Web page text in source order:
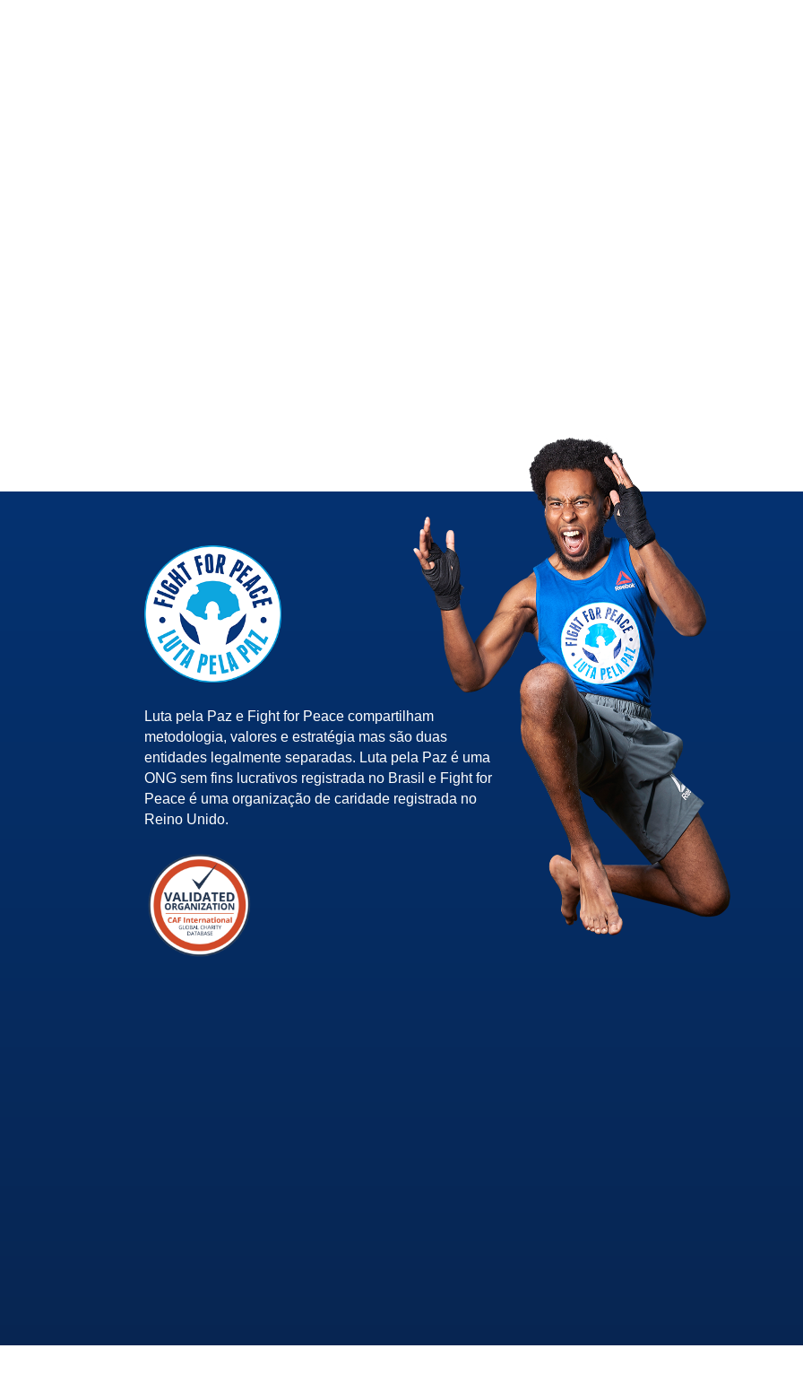
Luta pela Paz e Fight for Peace compartilham
metodologia, valores e estratégia mas são duas
entidades legalmente separadas. Luta pela Paz é uma
ONG sem fins lucrativos registrada no Brasil e Fight for
Peace é uma organização de caridade registrada no
Reino Unido.